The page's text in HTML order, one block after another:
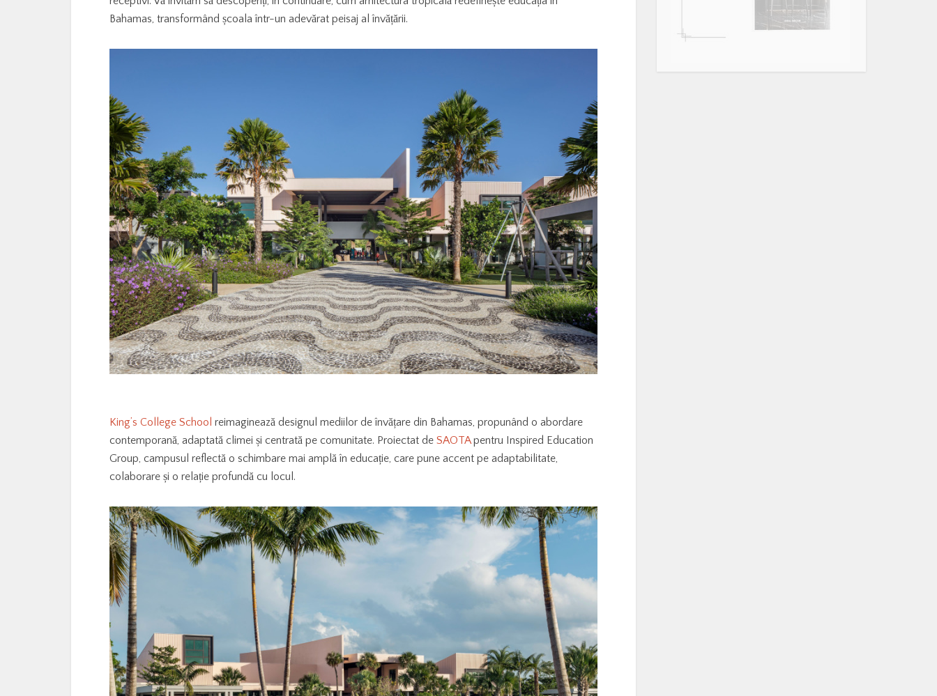
Bahamas, transformând școala într-un adevărat peisaj al învățării.
King’s College School reimaginează designul mediilor de învățare din Bahamas, propunând o abordare
contemporană, adaptată climei și centrată pe comunitate. Proiectat de SAOTApentru Inspired Education
Group, campusul reflectă o schimbare mai amplă în educație, care pune accent pe adaptabilitate,
colaborare și o relație profundă cu locul.